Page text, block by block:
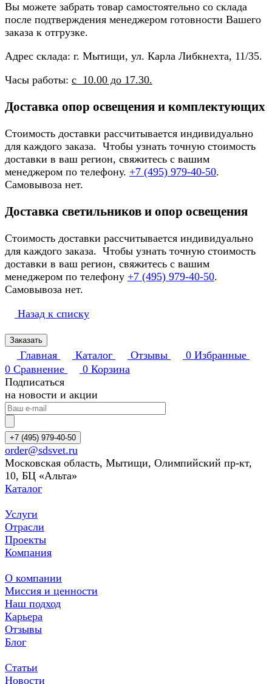
Вы можете забрать товар самостоятельно со склада
после подтверждения менеджером готовности Вашего
заказа к отгрузке.
Адрес склада: г. Мытищи, ул. Карла Либкнехта, 11/35.
Часы работы: с 10.00 до 17.30.
Доставка опор освещения и комплектующих
Стоимость доставки рассчитывается индивидуально
для каждого заказа. Чтобы узнать точную стоимость
доставки в ваш регион, свяжитесь с вашим
менеджером по телефону. +7 (495) 979-40-50.
Самовывоза нет.
Доставка светильников и опор освещения
Стоимость доставки рассчитывается индивидуально
для каждого заказа. Чтобы узнать точную стоимость
доставки в ваш регион, свяжитесь с вашим
менеджером по телефону +7 (495) 979-40-50.
Самовывоза нет.
Назад к списку
Заказать
Главная Каталог Отзывы 0 Избранные
0 Сравнение 0 Корзина
Подписаться
на новости и акции
+7 (495) 979-40-50
order@sdsvet.ru
Московская область, Мытищи, Олимпийский пр-кт,
10, БЦ «Альта»
Каталог
Услуги
Отрасли
Проекты
Компания
О компании
Миссия и ценности
Наш подход
Карьера
Отзывы
Блог
Статьи
Новости